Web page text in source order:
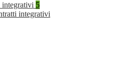
integrativi 5
integrativi